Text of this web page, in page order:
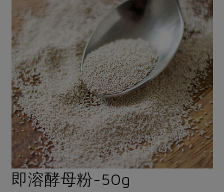
乳製品
豆製品
肉品・水產
畜產肉類 水產
水畜加工品
調理食材・點心
調味醬料/南北貨 烘焙
休閒零嘴 沖泡飲品
保健食品
海鮮
常備菜
蔬食
蛋料理
料理方式
烘焙．點心
醬料
湯品．鍋物
漬物
防災用品預購圓滿結束
2026年端午節預購圓滿結束
更多預購活動
當季產品
合作25-經典快閃最後一週
合作25-精選產品第四彈
合作25-精選產品第三彈
更多當季產品
議題活動
主婦食堂 一籃菜真心話
社內大小事
產品故事 生活提案
樂齡生活 親子食育
廚房瑜伽
關注議題
減硝酸鹽 惜食
非基改運動 支持本土農糧
廢核運動 能源議題
減添加物 減塑減廢
認識合作社
關於我們
合作社組織
員工與求才
產品檢驗
自主把關
檢驗報告
硝酸鹽檢驗
重要公告
即溶酵母粉-50g